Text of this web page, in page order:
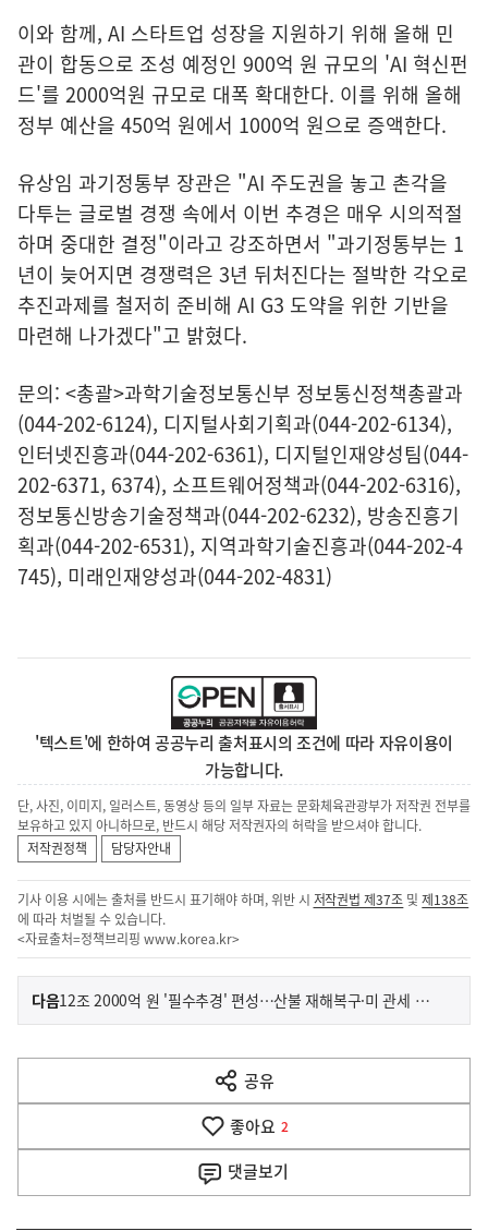
이와 함께, AI 스타트업 성장을 지원하기 위해 올해 민
관이 합동으로 조성 예정인 900억 원 규모의 'AI 혁신펀
드'를 2000억원 규모로 대폭 확대한다. 이를 위해 올해
정부 예산을 450억 원에서 1000억 원으로 증액한다.
유상임 과기정통부 장관은 "AI 주도권을 놓고 촌각을
다투는 글로벌 경쟁 속에서 이번 추경은 매우 시의적절
하며 중대한 결정"이라고 강조하면서 "과기정통부는 1
년이 늦어지면 경쟁력은 3년 뒤처진다는 절박한 각오로
추진과제를 철저히 준비해 AI G3 도약을 위한 기반을
마련해 나가겠다"고 밝혔다.
문의: <총괄>과학기술정보통신부 정보통신정책총괄과
(044-202-6124), 디지털사회기획과(044-202-6134),
인터넷진흥과(044-202-6361), 디지털인재양성팀(044-
202-6371, 6374), 소프트웨어정책과(044-202-6316),
정보통신방송기술정책과(044-202-6232), 방송진흥기
획과(044-202-6531), 지역과학기술진흥과(044-202-4
745), 미래인재양성과(044-202-4831)
'텍스트'에 한하여 공공누리 출처표시의 조건에 따라 자유이용이
가능합니다.
단, 사진, 이미지, 일러스트, 동영상 등의 일부 자료는 문화체육관광부가 저작권 전부를
보유하고 있지 아니하므로, 반드시 해당 저작권자의 허락을 받으셔야 합니다.
저작권정책
담당자안내
기사 이용 시에는 출처를 반드시 표기해야 하며, 위반 시 저작권법 제37조 및제138조
에 따라 처벌될 수 있습니다.
<자료출처=정책브리핑 www.korea.kr>
이
전
다
음
다음기
사
12조 2000억 원 '필수추경' 편성…산불 재해복구·미 관세 대응·민생 지원에 투자
공유
열
기
좋아요 2
댓글보기